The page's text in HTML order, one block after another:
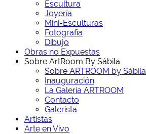
Escultura
Joyería
Mini-Esculturas
Fotografía
Dibujo
Obras no Expuestas
Sobre ArtRoom By Sábila
Sobre ARTROOM by Sábila
Inauguración
La Galería ARTROOM
Contacto
Galerista
Artistas
Arte en Vivo